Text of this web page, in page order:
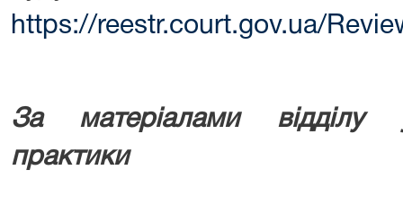
https://reestr.court.gov.ua/
За матеріалами відділу
практики